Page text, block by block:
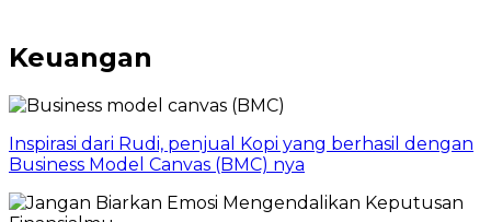
Keuangan
Inspirasi dari Rudi, penjual Kopi yang berhasil dengan
Business Model Canvas (BMC) nya